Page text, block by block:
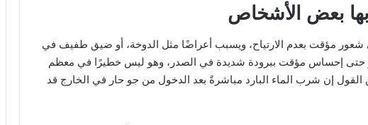
بعض الأشخاص
مؤقت بعدم الارتياح، ويسبب أعراضًا مثل الدوخة، أو ضيق طفيف في
أو حتى إحساس مؤقت ببرودة شديدة في الصدر، وهو ليس خطيرًا في معظم
القول إن شرب الماء البارد مباشرةً بعد الدخول من جو حار في الخارج قد